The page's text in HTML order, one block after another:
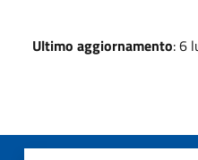
Ultimo aggiornamento: 6